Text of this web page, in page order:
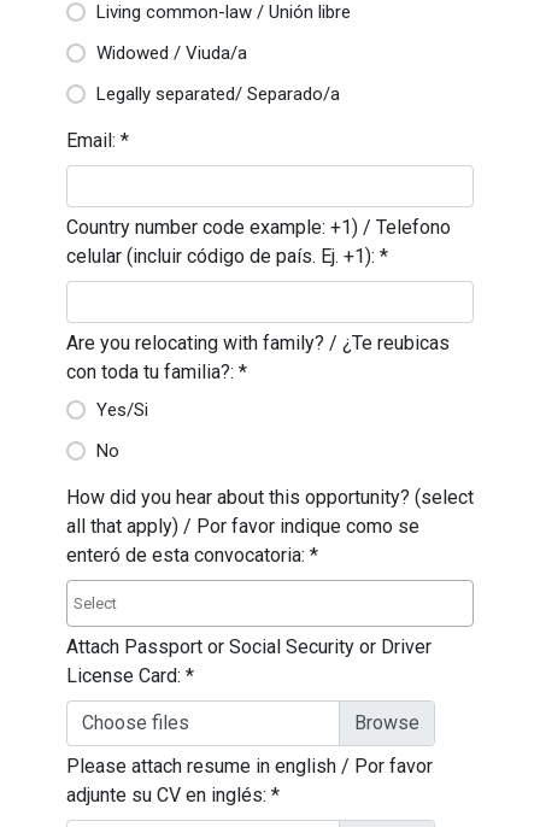
Living common-law / Unión libre
Widowed / Viuda/a
Legally separated/ Separado/a
Email: *
Country number code example: +1) / Telefono
celular (incluir código de país. Ej. +1): *
Are you relocating with family? / ¿Te reubicas
con toda tu familia?: *
Yes/Si
No
How did you hear about this opportunity? (select
all that apply) / Por favor indique como se
enteró de esta convocatoria: *
Attach Passport or Social Security or Driver
License Card: *
Choose files
Please attach resume in english / Por favor
adjunte su CV en inglés: *